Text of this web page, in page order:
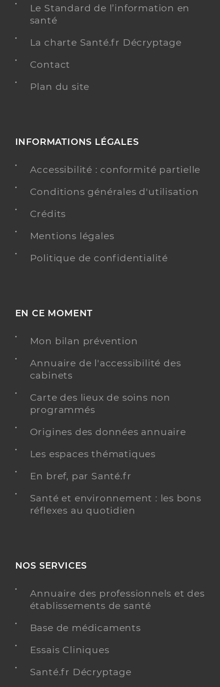
Le Standard de l’information en
santé
La charte Santé.fr Décryptage
Contact
Plan du site
INFORMATIONS LÉGALES
Accessibilité : conformité partielle
Conditions générales d'utilisation
Crédits
Mentions légales
Politique de confidentialité
EN CE MOMENT
Mon bilan prévention
Annuaire de l'accessibilité des
cabinets
Carte des lieux de soins non
programmés
Origines des données annuaire
Les espaces thématiques
En bref, par Santé.fr
Santé et environnement : les bons
réflexes au quotidien
NOS SERVICES
Annuaire des professionnels et des
établissements de santé
Base de médicaments
Essais Cliniques
Santé.fr Décryptage